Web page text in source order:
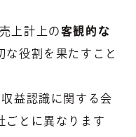
上計上の客観的な
な役割を果たすこと
収益認識に関する会
ごとに異なります